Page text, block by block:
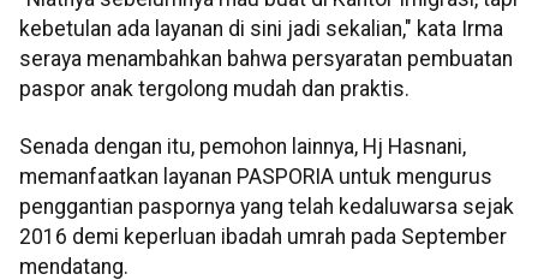
kebetulan ada layanan di sini jadi sekalian," kata Irma
seraya menambahkan bahwa persyaratan pembuatan
paspor anak tergolong mudah dan praktis.
Senada dengan itu, pemohon lainnya, Hj Hasnani,
memanfaatkan layanan PASPORIA untuk mengurus
penggantian paspornya yang telah kedaluwarsa sejak
2016 demi keperluan ibadah umrah pada September
mendatang.